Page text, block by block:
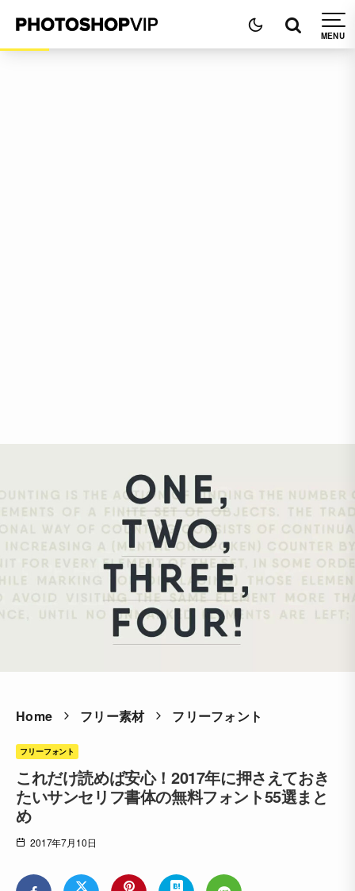
Home フリー素材 フリーフォント
フリーフォント
これだけ読めば安心！2017年に押さえておき
たいサンセリフ書体の無料フォント55選まと
め
2017年7月10日